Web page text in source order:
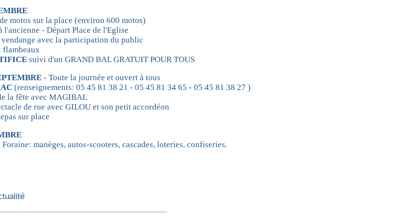
motos sur la place (environ 600 motos)
l'ancienne - Départ Place de l'Eglise
vendange avec la participation du public
flambeaux
suivi d'un GRAND BAL GRATUIT POUR TOUS
- Toute la journée et ouvert à tous
(renseignements: 05 45 81 38 21 - 05 45 81 34 65 - 05 45 81 38 27 )
la fête avec MAGIBAL
de rue avec GILOU et son petit accordéon
sur place
manèges, autos-scooters, cascades, loteries, confiseries.